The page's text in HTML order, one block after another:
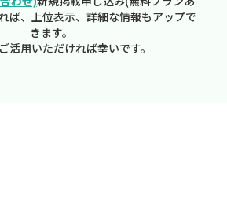
ば、上位表示、詳細な情報もアップで
きます。
活用いただければ幸いです。